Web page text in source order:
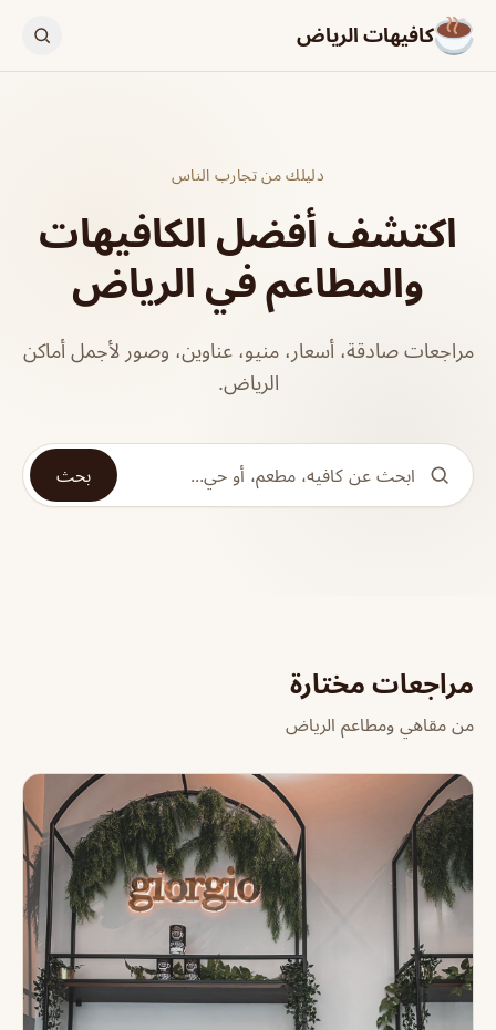
كافيهات الرياض
دليلك من تجارب الناس
اكتشف أفضل الكافيهات
والمطاعم في الرياض
مراجعات صادقة، أسعار، منيو، عناوين، وصور لأجمل أماكن
الرياض.
بحث
مراجعات مختارة
من مقاهي ومطاعم الرياض